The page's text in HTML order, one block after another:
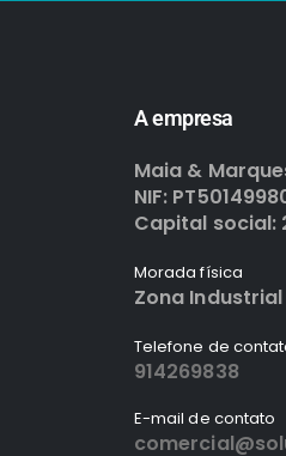
A empresa
Maia &
NIF:
Capital social:
Morada física
Zona
Telefone de
914269838
E-mail de contato